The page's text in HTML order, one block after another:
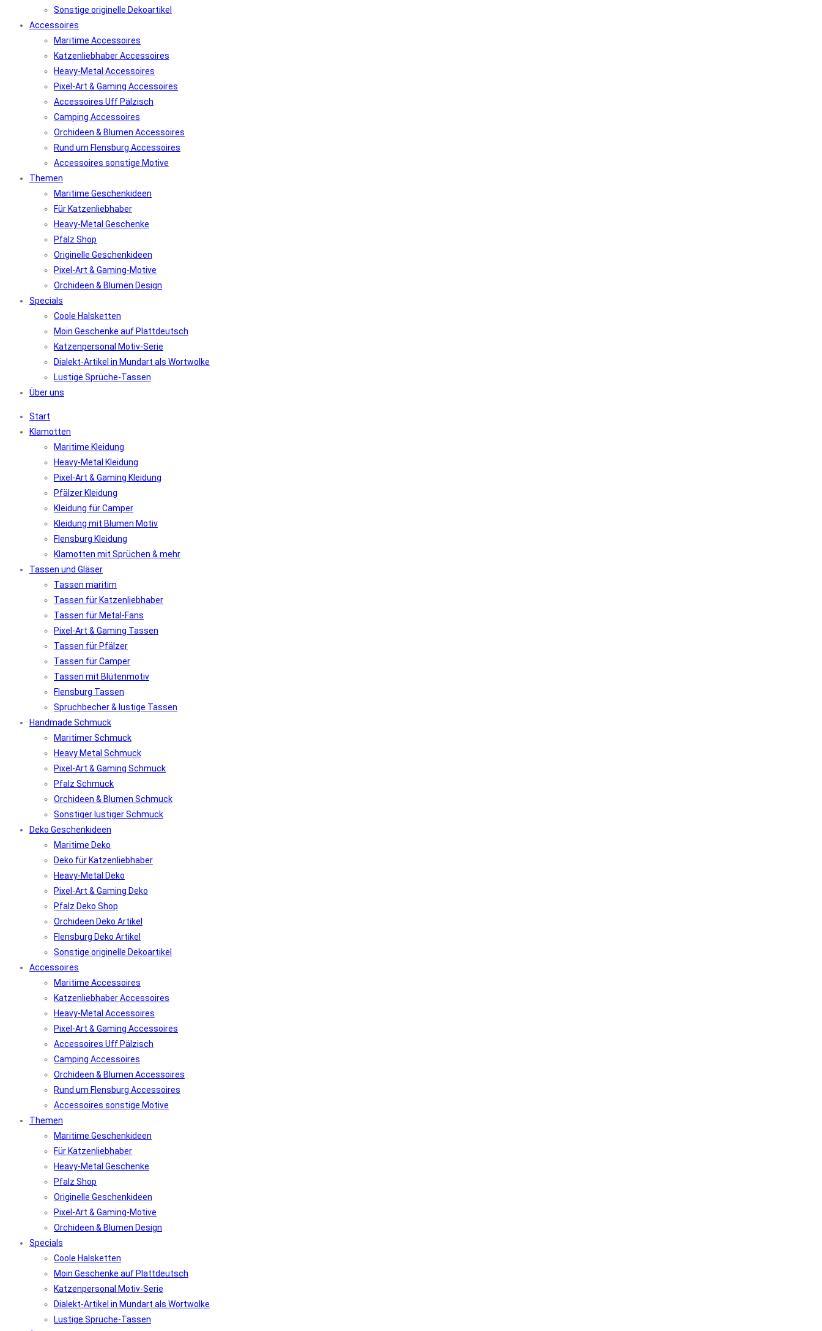
Sonstige originelle Dekoartikel
Accessoires
Maritime Accessoires
Katzenliebhaber Accessoires
Heavy-Metal Accessoires
Pixel-Art & Gaming Accessoires
Accessoires Uff Pälzisch
Camping Accessoires
Orchideen & Blumen Accessoires
Rund um Flensburg Accessoires
Accessoires sonstige Motive
Themen
Maritime Geschenkideen
Für Katzenliebhaber
Heavy-Metal Geschenke
Pfalz Shop
Originelle Geschenkideen
Pixel-Art & Gaming-Motive
Orchideen & Blumen Design
Specials
Coole Halsketten
Moin Geschenke auf Plattdeutsch
Katzenpersonal Motiv-Serie
Dialekt-Artikel in Mundart als Wortwolke
Lustige Sprüche-Tassen
Über uns
Start
Klamotten
Maritime Kleidung
Heavy-Metal Kleidung
Pixel-Art & Gaming Kleidung
Pfälzer Kleidung
Kleidung für Camper
Kleidung mit Blumen Motiv
Flensburg Kleidung
Klamotten mit Sprüchen & mehr
Tassen und Gläser
Tassen maritim
Tassen für Katzenliebhaber
Tassen für Metal-Fans
Pixel-Art & Gaming Tassen
Tassen für Pfälzer
Tassen für Camper
Tassen mit Blütenmotiv
Flensburg Tassen
Spruchbecher & lustige Tassen
Handmade Schmuck
Maritimer Schmuck
Heavy Metal Schmuck
Pixel-Art & Gaming Schmuck
Pfalz Schmuck
Orchideen & Blumen Schmuck
Sonstiger lustiger Schmuck
Deko Geschenkideen
Maritime Deko
Deko für Katzenliebhaber
Heavy-Metal Deko
Pixel-Art & Gaming Deko
Pfalz Deko Shop
Orchideen Deko Artikel
Flensburg Deko Artikel
Sonstige originelle Dekoartikel
Accessoires
Maritime Accessoires
Katzenliebhaber Accessoires
Heavy-Metal Accessoires
Pixel-Art & Gaming Accessoires
Accessoires Uff Pälzisch
Camping Accessoires
Orchideen & Blumen Accessoires
Rund um Flensburg Accessoires
Accessoires sonstige Motive
Themen
Maritime Geschenkideen
Für Katzenliebhaber
Heavy-Metal Geschenke
Pfalz Shop
Originelle Geschenkideen
Pixel-Art & Gaming-Motive
Orchideen & Blumen Design
Specials
Coole Halsketten
Moin Geschenke auf Plattdeutsch
Katzenpersonal Motiv-Serie
Dialekt-Artikel in Mundart als Wortwolke
Lustige Sprüche-Tassen